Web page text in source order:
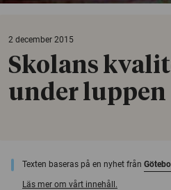
2 december 2015
Skolans
under luppen
Texten baseras på en nyhet från
Läs mer om vårt innehåll.